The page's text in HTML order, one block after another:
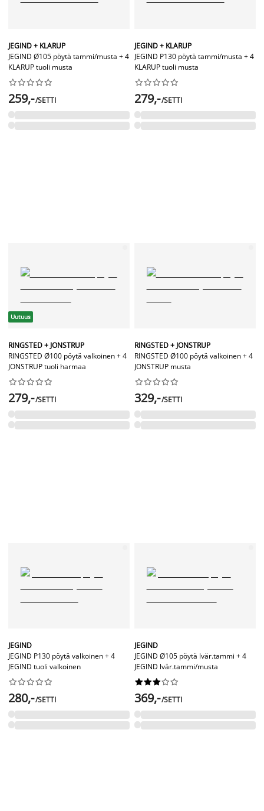
JEGIND + KLARUP
JEGIND Ø105 pöytä tammi/musta + 4
KLARUP tuoli musta






259,-/SETTI
JEGIND + KLARUP
JEGIND P130 pöytä tammi/musta + 4
KLARUP tuoli musta






279,-/SETTI
Uutuus
RINGSTED + JONSTRUP
RINGSTED Ø100 pöytä valkoinen + 4
JONSTRUP tuoli harmaa






279,-/SETTI
RINGSTED + JONSTRUP
RINGSTED Ø100 pöytä valkoinen + 4
JONSTRUP musta






329,-/SETTI
JEGIND
JEGIND P130 pöytä valkoinen + 4
JEGIND tuoli valkoinen






280,-/SETTI
JEGIND
JEGIND Ø105 pöytä lvär.tammi + 4
JEGIND lvär.tammi/musta






369,-/SETTI